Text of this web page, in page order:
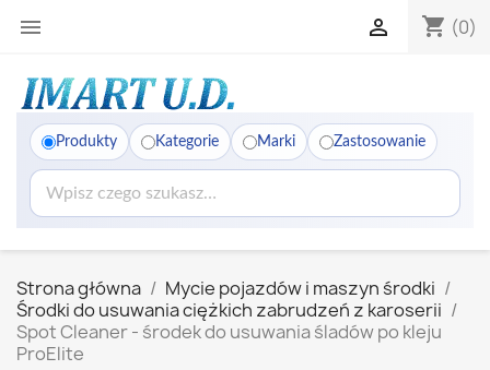
 shopping_cart (0)

Produkty Kategorie Marki Zastosowanie
Strona główna
Mycie pojazdów i maszyn środki
Środki do usuwania ciężkich zabrudzeń z karoserii
Spot Cleaner - środek do usuwania śladów po kleju
ProElite